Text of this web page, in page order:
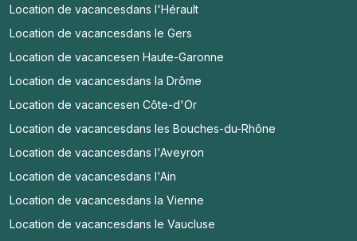
Location de vacancesdans l'Hérault
Location de vacancesdans le Gers
Location de vacancesen Haute-Garonne
Location de vacancesdans la Drôme
Location de vacancesen Côte-d'Or
Location de vacancesdans les Bouches-du-Rhône
Location de vacancesdans l'Aveyron
Location de vacancesdans l'Ain
Location de vacancesdans la Vienne
Location de vacancesdans le Vaucluse